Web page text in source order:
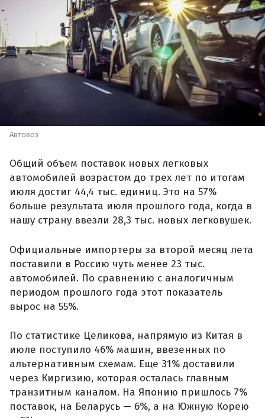
Автовоз
Общий объем поставок новых легковых
автомобилей возрастом до трех лет по итогам
июля достиг 44,4 тыс. единиц. Это на 57%
больше результата июля прошлого года, когда в
нашу страну ввезли 28,3 тыс. новых легковушек.
Официальные импортеры за второй месяц лета
поставили в Россию чуть менее 23 тыс.
автомобилей. По сравнению с аналогичным
периодом прошлого года этот показатель
вырос на 55%.
По статистике Целикова, напрямую из Китая в
июле поступило 46% машин, ввезенных по
альтернативным схемам. Еще 31% доставили
через Киргизию, которая осталась главным
транзитным каналом. На Японию пришлось 7%
поставок, на Беларусь — 6%, а на Южную Корею